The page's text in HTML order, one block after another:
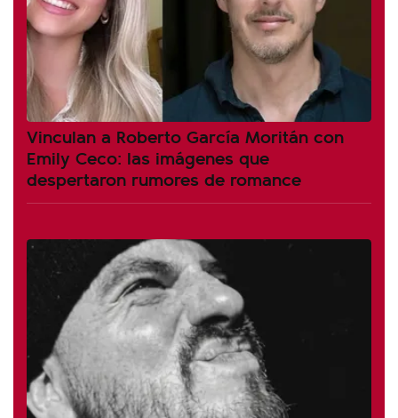
Vinculan a Roberto García Moritán con
Emily Ceco: las imágenes que
despertaron rumores de romance